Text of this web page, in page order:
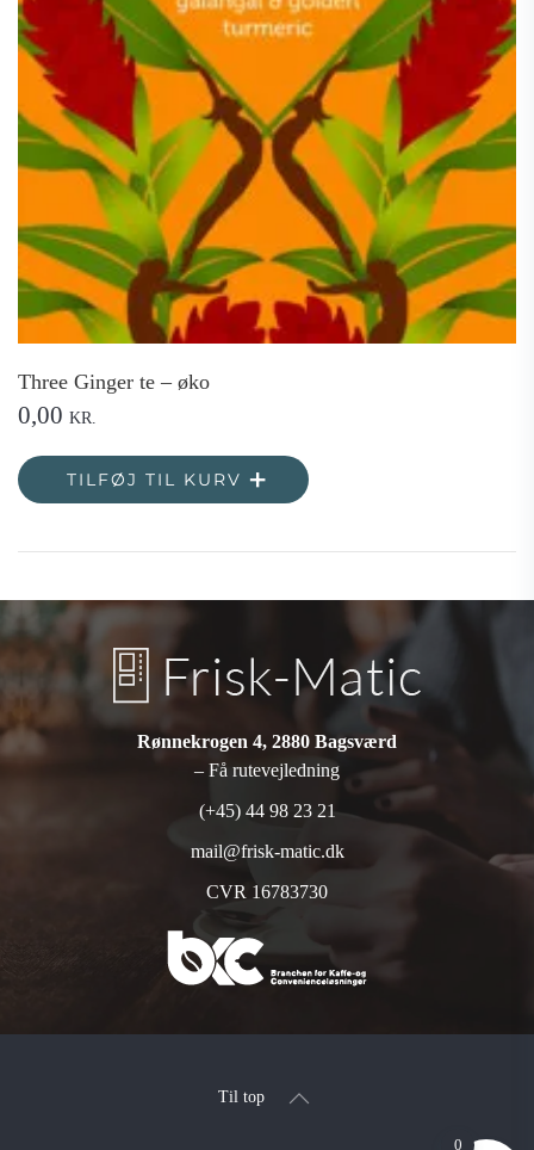
Three Ginger te – øko
0,00 KR.
TILFØJ TIL KURV
Rønnekrogen 4, 2880 Bagsværd
– Få rutevejledning
(+45) 44 98 23 21
mail@frisk-matic.dk
CVR 16783730
Til top
0